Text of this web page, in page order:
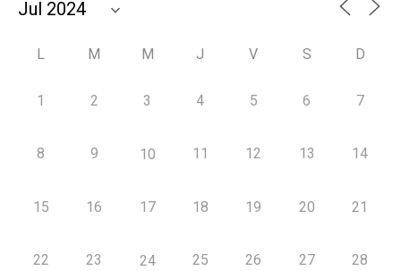
L M M J V S D
1 2 3 4 5 6 7
8 9 10 11 12 13 14
15 16 17 18 19 20 21
22 23 24 25 26 27 28